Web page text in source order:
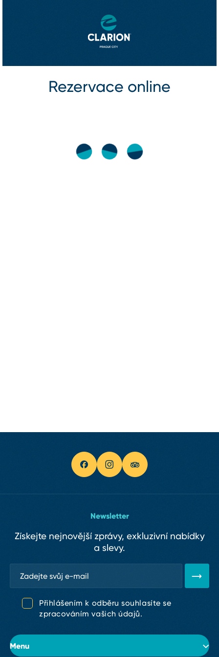
Rezervace online
Menu
Newsletter
Získejte nejnovější zprávy, exkluzivní nabídky
a slevy.
Přihlášením k odběru souhlasíte se
zpracováním vašich údajů.